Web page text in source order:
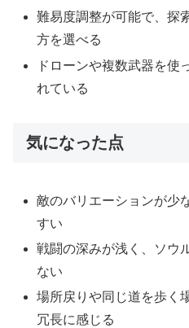
難易度調整が可能で、探
方を選べる
ドローンや複数武器を使
れている
気になった点
敵のバリエーションが少
すい
戦闘の深みが浅く、ソウ
ない
場所戻りや同じ道を歩く
冗長に感じる